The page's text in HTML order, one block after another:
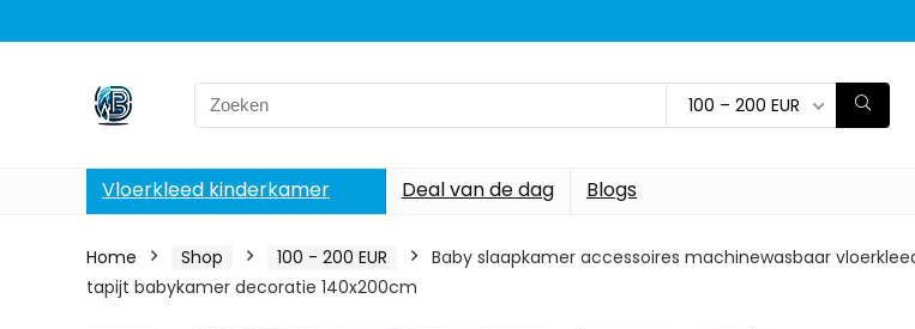
Search
for:
100 – 200 EUR
Vloerkleed kinderkamer Deal van de dag Blogs
Home Shop 100 - 200 EUR
Baby slaapkamer accessoires machinewasbaar
tapijt babykamer decoratie 140x200cm